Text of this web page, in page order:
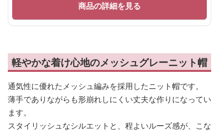
商品の詳細を見る
軽やかな着け心地のメッシュグレーニット帽
通気性に優れたメッシュ編みを採用したニット帽です。
薄手でありながらも形崩れしにくい丈夫な作りになってい
ます。
スタイリッシュなシルエットと、程よいルーズ感が、こな